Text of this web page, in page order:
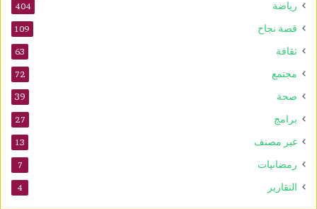
رياضة 404
قصة نجاح 109
ثقافة 63
مجتمع 72
صحة 39
برامج 27
غير مصنف 13
رمضانيات 7
التقارير 4